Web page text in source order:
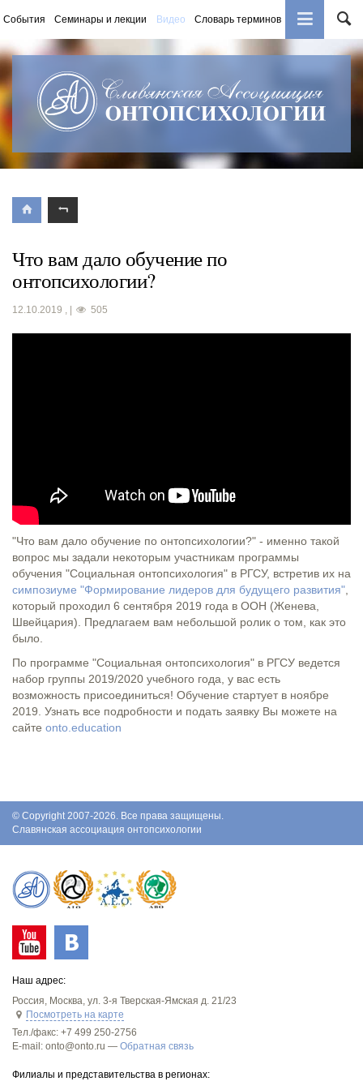
События Семинары и лекции Видео Словарь терминов Книги
Что вам дало обучение по
онтопсихологии?
12.10.2019 , 505
"Что вам дало обучение по онтопсихологии?" - именно такой
вопрос мы задали некоторым участникам программы
обучения "Социальная онтопсихология" в РГСУ, встретив их на
симпозиуме "Формирование лидеров для будущего развития",
который проходил 6 сентября 2019 года в ООН (Женева,
Швейцария). Предлагаем вам небольшой ролик о том, как это
было.
По программе "Социальная онтопсихология" в РГСУ ведется
набор группы 2019/2020 учебного года, у вас есть
возможность присоединиться! Обучение стартует в ноябре
2019. Узнать все подробности и подать заявку Вы можете на
сайте onto.education
© Copyright 2007-2026. Все права защищены.
Славянская ассоциация онтопсихологии
Наш адрес:
Россия, Москва, ул. 3-я Тверская-Ямская д. 21/23
Посмотреть на карте
Тел./факс: +7 499 250-2756
E-mail: onto@onto.ru — Обратная связь
Филиалы и представительства в регионах: